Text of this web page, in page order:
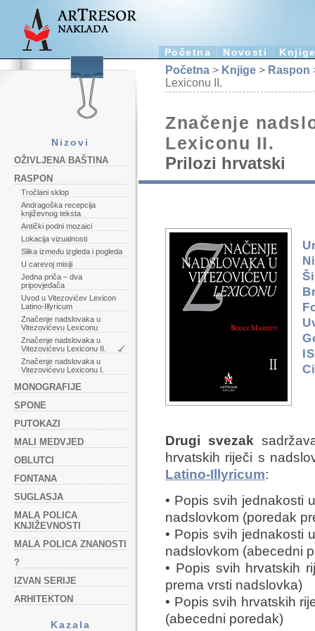
Početna Novosti
Nizovi
OŽIVLJENA BAŠTINA
RASPON
Tročlani sklop
Andragoška recepcija
književnog teksta
Antički podni mozaici
Lokacija vizualnosti
Slika između izgleda i pogleda
U carevoj misiji
Jedna priča – dva
pripovjedača
Uvod u Vitezovićev Lexicon
Latino-Illyricum
Značenje nadslovaka u
Vitezovićevu Lexiconu
Značenje nadslovaka u
Vitezovićevu Lexiconu II.
Značenje nadslovaka u
Vitezovićevu Lexiconu I.
MONOGRAFIJE
SPONE
PUTOKAZI
MALI MEDVJED
OBLUTCI
FONTANA
SUGLASJA
MALA POLICA
KNJIŽEVNOSTI
MALA POLICA ZNANOSTI
?
IZVAN SERIJE
ARHITEKTON
Kazala
Početna > Knjige > Raspon
Lexiconu II.
Značenje
Lexiconu II.
Prilozi hrvatski
Drugi svezak
hrvatskih riječi s
Latino-Illyricum:
• Popis svih jednakosti
nadslovkom (poredak
• Popis svih jednakosti
nadslovkom (abecedni
• Popis svih hrvatskih
prema vrsti nadslovka)
• Popis svih hrvatskih
(abecedni poredak)